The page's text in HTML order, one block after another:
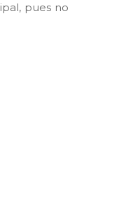
pues no